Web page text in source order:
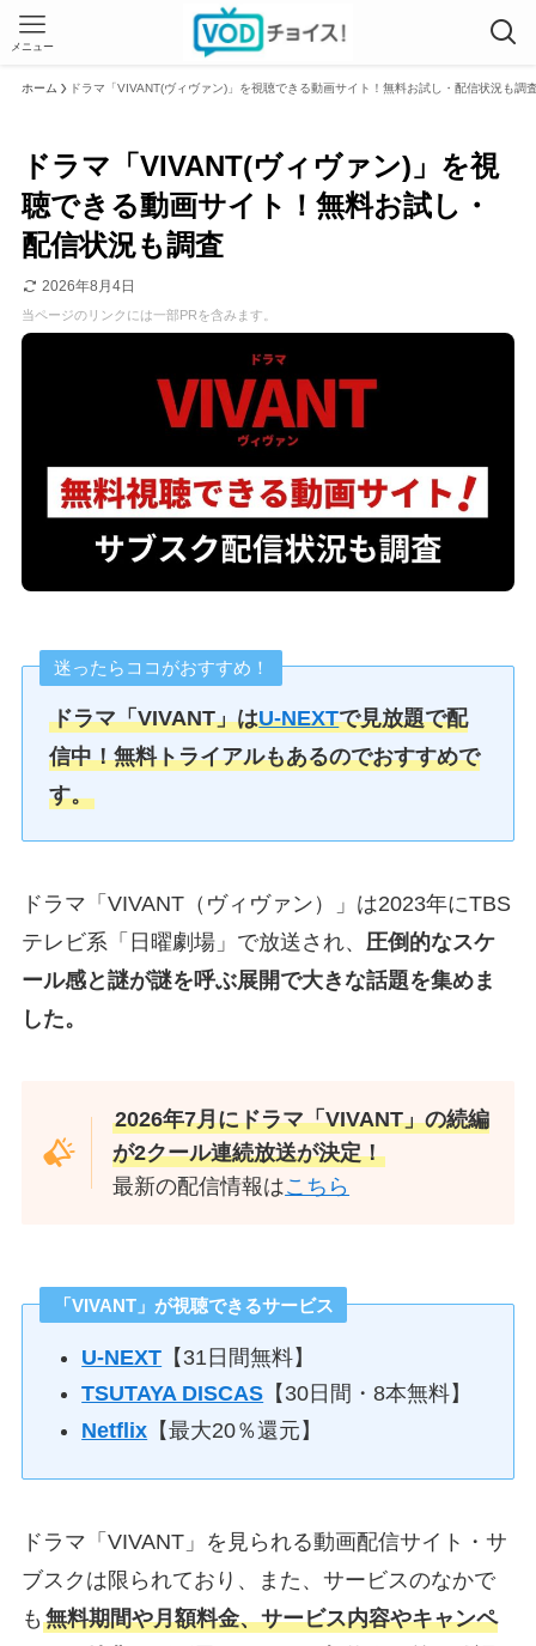
メニュー
ホーム ドラマ「VIVANT(ヴィヴァン)」を視聴できる動画サイト！無料お試し・配信状況も調
ドラマ「VIVANT(ヴィヴァン)」を視
聴できる動画サイト！無料お試し・
配信状況も調査
2026年8月4日
当ページのリンクには一部PRを含みます。
迷ったらココがおすすめ！
ドラマ「VIVANT」はU-NEXTで見放題で配
信中！無料トライアルもあるのでおすすめで
す。
ドラマ「VIVANT（ヴィヴァン）」は2023年にTBS
テレビ系「日曜劇場」で放送され、 圧倒的なスケ
ール感と謎が謎を呼ぶ展開で大きな話題を集めま
した。
2026年7月にドラマ「VIVANT」の続編
が2クール連続放送が決定！
最新の配信情報はこちら
「VIVANT」が視聴できるサービス
U-NEXT 【31日間無料】
TSUTAYA DISCAS 【30日間・8本無料】
Netflix 【最大20％還元】
ドラマ「VIVANT」を見られる動画配信サイト・サ
ブスクは限られており、また、サービスのなかで
も 無料期間や月額料金、サービス内容やキャンペ